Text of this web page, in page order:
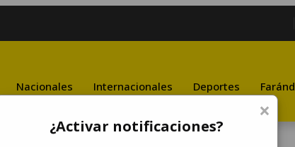
Nacionales Internacionales Deportes
×
¿Activar notificaciones?